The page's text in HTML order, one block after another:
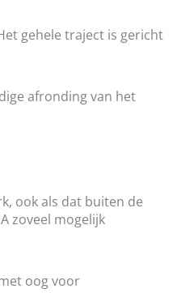
gehele traject is gericht
afronding van het
ook als dat buiten de
zoveel mogelijk
oog voor